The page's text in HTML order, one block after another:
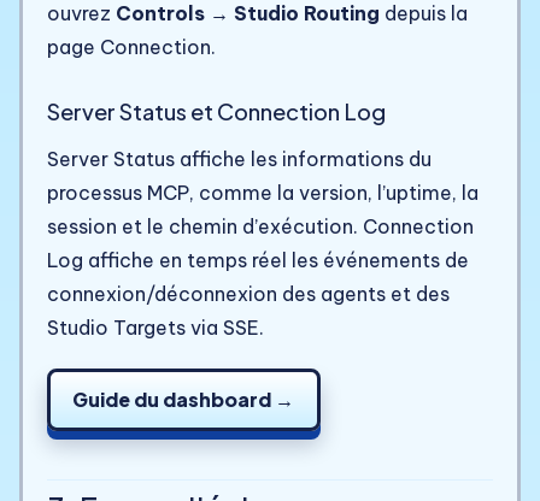
ouvrez Controls → Studio Routing depuis la
page Connection.
Server Status et Connection Log
Server Status affiche les informations du
processus MCP, comme la version, l’uptime, la
session et le chemin d’exécution. Connection
Log affiche en temps réel les événements de
connexion/déconnexion des agents et des
Studio Targets via SSE.
Guide du dashboard →